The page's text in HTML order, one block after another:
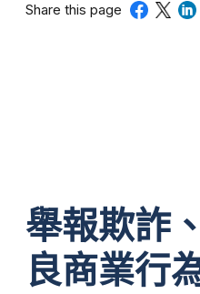
Share this page
舉報欺詐
良商業行